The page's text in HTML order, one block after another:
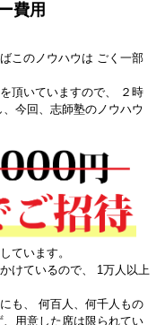
費用
このノウハウは ごく一部
頂いていますので、 ２時
今回、志師塾のノウハウ
ています。
けているので、 1万人以上
も、 何百人、何千人もの
、用意した席は限られてい